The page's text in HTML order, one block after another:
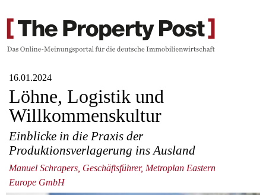
16.01.2024
Löhne, Logistik und
Willkommenskultur
Einblicke in die Praxis der
Produktionsverlagerung ins Ausland
Manuel Schrapers, Geschäftsführer, Metroplan Eastern
Europe GmbH